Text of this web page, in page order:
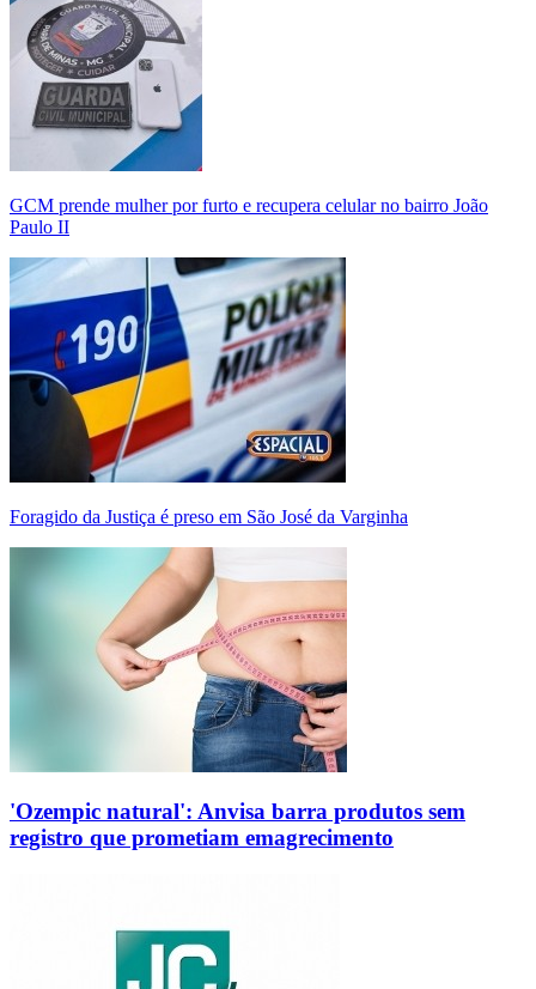
GCM prende mulher por furto e recupera celular no bairro João
Paulo II
Foragido da Justiça é preso em São José da Varginha
'Ozempic natural': Anvisa barra produtos sem
registro que prometiam emagrecimento